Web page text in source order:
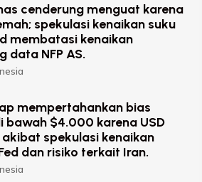
cenderung menguat karena
spekulasi kenaikan suku
membatasi kenaikan
data NFP AS.
mempertahankan bias
bawah $4.000 karena USD
spekulasi kenaikan
dan risiko terkait Iran.